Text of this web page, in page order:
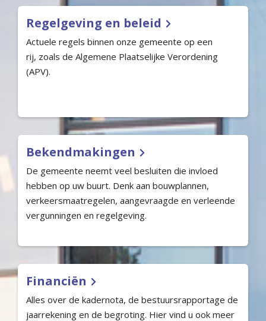
Regelgeving en beleid
Actuele regels binnen onze gemeente op een
rij, zoals de Algemene Plaatselijke Verordening
(APV).
Bekendmakingen
De gemeente neemt veel besluiten die invloed
hebben op uw buurt. Denk aan bouwplannen,
verkeersmaatregelen, aangevraagde en verleende
vergunningen en regelgeving.
Financiën
Alles over de kadernota, de bestuursrapportage de
jaarrekening en de begroting. Hier vind u ook meer